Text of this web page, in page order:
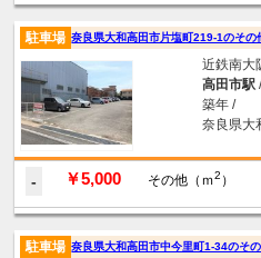
駐車場 奈良県大和高田市片塩町219-1のその
近鉄南大
高田市駅
築年 /
奈良県大
- ￥5,000 その他（ｍ2 ）
駐車場 奈良県大和高田市中今里町1-34のそ